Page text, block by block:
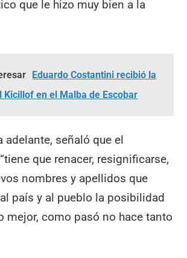
que le hizo muy bien a la
Eduardo Costantini recibió la
Kicillof en el Malba de Escobar
adelante, señaló que el
que renacer, resignificarse,
nombres y apellidos que
país y al pueblo la posibilidad
mejor, como pasó no hace tanto